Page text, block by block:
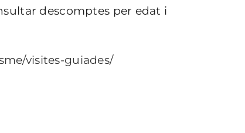
descomptes per edat i
visites-guiades/